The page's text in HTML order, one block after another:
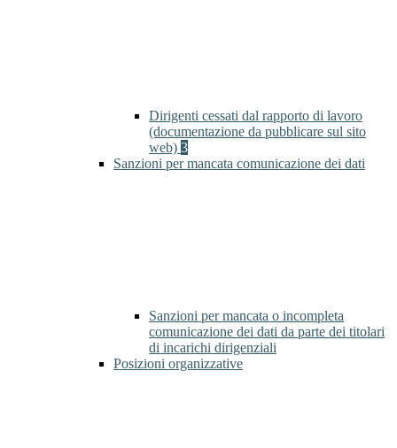
Dirigenti cessati dal rapporto di lavoro
(documentazione da pubblicare sul sito
web) 3
Sanzioni per mancata comunicazione dei dati
Sanzioni per mancata o incompleta
comunicazione dei dati da parte dei titolari
di incarichi dirigenziali
Posizioni organizzative